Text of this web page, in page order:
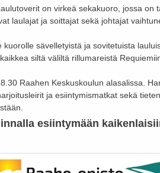
on virkeä sekakuoro, jossa on
laulajat ja soittajat sekä johtajat
sävelletyistä ja sovitetuista
siltä väliltä rillumareistä
Raahen Keskuskoulun alasalissa.
ja esiintymismatkat sekä
esiintymään